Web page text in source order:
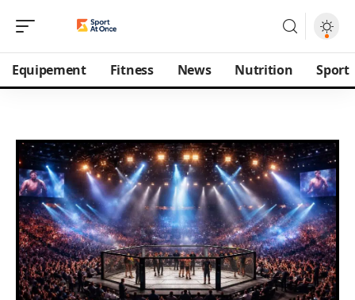
Equipement Fitness News Nutrition Sport